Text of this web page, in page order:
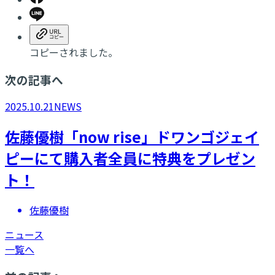
コピーされました。
次の記事へ
2025.10.21NEWS
佐藤優樹「now rise」ドワンゴジェイ
ピーにて購入者全員に特典をプレゼン
ト！
佐藤優樹
ニュース
一覧へ